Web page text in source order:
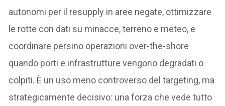
autonomi per il resupply in aree negate, ottimizzare
le rotte con dati su minacce, terreno e meteo, e
coordinare persino operazioni over-the-shore
quando porti e infrastrutture vengono degradati o
colpiti. È un uso meno controverso del targeting, ma
strategicamente decisivo: una forza che vede tutto